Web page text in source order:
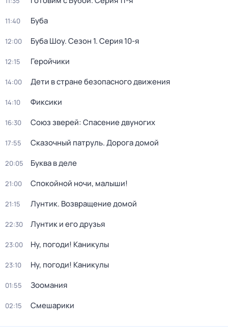
11:40 Буба
12:00 Буба Шоу. Сезон 1. Серия 10-я
12:15 Геройчики
14:00 Дети в стране безопасного движения
14:10 Фиксики
16:30 Союз зверей: Спасение двуногих
17:55 Сказочный патруль. Дорога домой
20:05 Буква в деле
21:00 Спокойной ночи, малыши!
21:15 Лунтик. Возвращение домой
22:30 Лунтик и его друзья
23:00 Ну, погоди! Каникулы
23:10 Ну, погоди! Каникулы
01:55 Зоомания
02:15 Смешарики